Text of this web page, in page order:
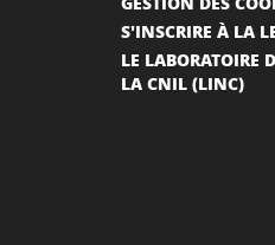
S'INSCRIRE À LA
LE LABORATOIRE
LA CNIL (LINC)